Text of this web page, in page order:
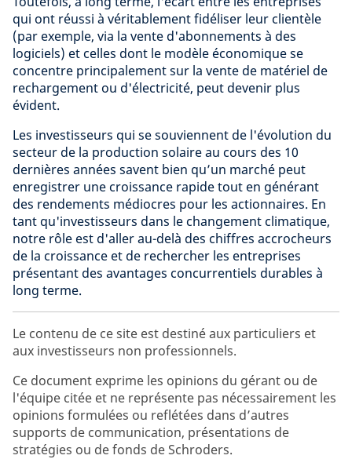
qui ont réussi à véritablement fidéliser leur clientèle
(par exemple, via la vente d'abonnements à des
logiciels) et celles dont le modèle économique se
concentre principalement sur la vente de matériel de
rechargement ou d'électricité, peut devenir plus
évident.
Les investisseurs qui se souviennent de l'évolution du
secteur de la production solaire au cours des 10
dernières années savent bien qu’un marché peut
enregistrer une croissance rapide tout en générant
des rendements médiocres pour les actionnaires. En
tant qu'investisseurs dans le changement climatique,
notre rôle est d'aller au-delà des chiffres accrocheurs
de la croissance et de rechercher les entreprises
présentant des avantages concurrentiels durables à
long terme.
Le contenu de ce site est destiné aux particuliers et
aux investisseurs non professionnels.
Ce document exprime les opinions du gérant ou de
l'équipe citée et ne représente pas nécessairement les
opinions formulées ou reflétées dans d’autres
supports de communication, présentations de
stratégies ou de fonds de Schroders.